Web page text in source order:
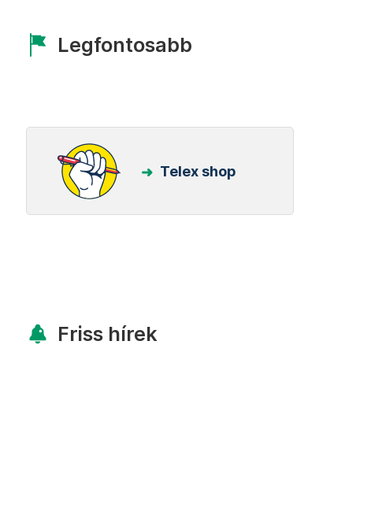
Legfontosabb
Telex shop
Friss hírek